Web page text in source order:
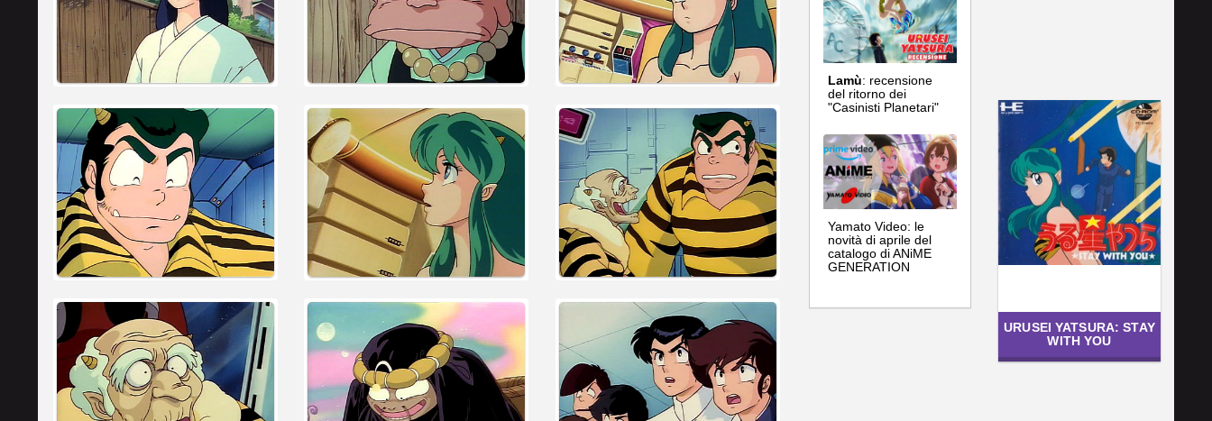
Lamù: recensione
del ritorno dei
"Casinisti Planetari"
Yamato Video: le
novità di aprile del
catalogo di ANiME
GENERATION
URUSEI YATSURA: STAY
WITH YOU